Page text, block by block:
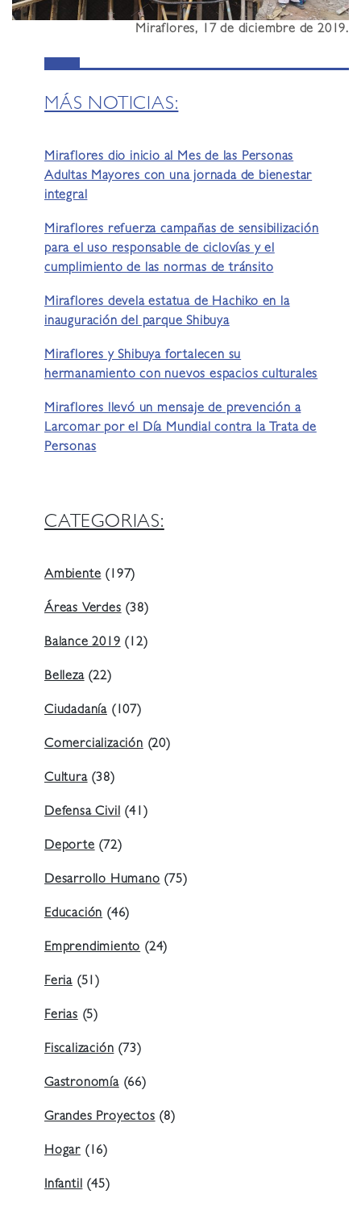
Miraflores, 17 de diciembre de 2019.
MÁS NOTICIAS:
Miraflores dio inicio al Mes de las Personas
Adultas Mayores con una jornada de bienestar
integral
Miraflores refuerza campañas de sensibilización
para el uso responsable de ciclovías y el
cumplimiento de las normas de tránsito
Miraflores devela estatua de Hachiko en la
inauguración del parque Shibuya
Miraflores y Shibuya fortalecen su
hermanamiento con nuevos espacios culturales
Miraflores llevó un mensaje de prevención a
Larcomar por el Día Mundial contra la Trata de
Personas
CATEGORIAS:
Ambiente (197)
Áreas Verdes (38)
Balance 2019 (12)
Belleza(22)
Ciudadanía (107)
Comercialización (20)
Cultura(38)
Defensa Civil (41)
Deporte (72)
Desarrollo Humano (75)
Educación (46)
Emprendimiento (24)
Feria (51)
Ferias (5)
Fiscalización (73)
Gastronomía(66)
Grandes Proyectos (8)
Hogar (16)
Infantil (45)